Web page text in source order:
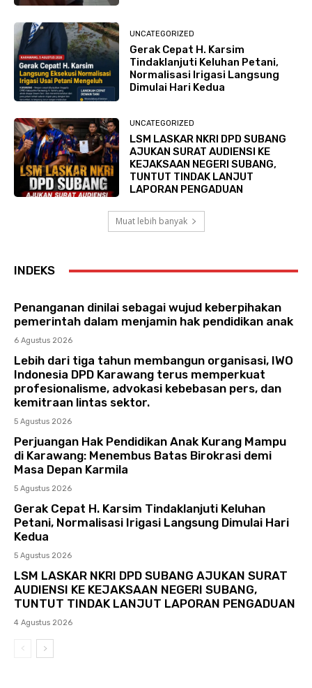
UNCATEGORIZED
Gerak Cepat H. Karsim
Tindaklanjuti Keluhan Petani,
Normalisasi Irigasi Langsung
Dimulai Hari Kedua
UNCATEGORIZED
LSM LASKAR NKRI DPD SUBANG
AJUKAN SURAT AUDIENSI KE
KEJAKSAAN NEGERI SUBANG,
TUNTUT TINDAK LANJUT
LAPORAN PENGADUAN
Muat lebih banyak
INDEKS
Penanganan dinilai sebagai wujud keberpihakan
pemerintah dalam menjamin hak pendidikan anak
6 Agustus 2026
Lebih dari tiga tahun membangun organisasi, IWO
Indonesia DPD Karawang terus memperkuat
profesionalisme, advokasi kebebasan pers, dan
kemitraan lintas sektor.
5 Agustus 2026
Perjuangan Hak Pendidikan Anak Kurang Mampu
di Karawang: Menembus Batas Birokrasi demi
Masa Depan Karmila
5 Agustus 2026
Gerak Cepat H. Karsim Tindaklanjuti Keluhan
Petani, Normalisasi Irigasi Langsung Dimulai Hari
Kedua
5 Agustus 2026
LSM LASKAR NKRI DPD SUBANG AJUKAN SURAT
AUDIENSI KE KEJAKSAAN NEGERI SUBANG,
TUNTUT TINDAK LANJUT LAPORAN PENGADUAN
4 Agustus 2026